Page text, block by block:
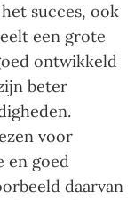
succes, ook
een grote
ontwikkeld
beter
voor
en goed
daarvan